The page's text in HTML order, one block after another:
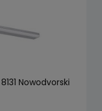
Nowodvorski